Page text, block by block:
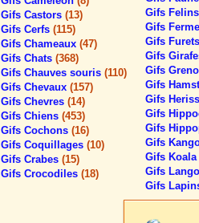
Gifs Castors (13)
Gifs Cerfs (115)
Gifs Chameaux (47)
Gifs Chats (368)
Gifs Chauves souris (110)
Gifs Chevaux (157)
Gifs Chevres (14)
Gifs Chiens (453)
Gifs Cochons (16)
Gifs Coquillages (10)
Gifs Crabes (15)
Gifs Crocodiles (18)
Gifs
Gifs Ferme
Gifs Furets
Gifs
Gifs
Gifs
Gifs
Gifs
Gifs
Gifs
Gifs Koala
Gifs
Gifs